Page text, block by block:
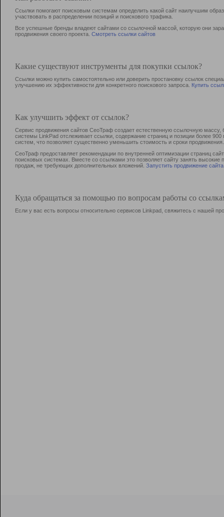
Ссылки помогают поисковым системам определить какой сайт наилучшим
участвовать в раcпределении позиций и поискового трафика.
Все успешные бренды владеют сайтами со ссылочной массой, которую они
продвижения своего проекта. Смотреть ссылки сайтов
Какие существуют инструменты для покупки ссылок?
Ссылки можно купить самостоятельно или доверить простановку ссылок
улучшению их эффективности для конкретного поискового запроса. Купить
Как улучшить эффект от ссылок?
Сервис продвижения сайтов СеоТраф создает естественную ссылочную
системы LinkPad отслеживает ссылки, содержание страниц и позиции более
систем, что позволяет существенно уменьшить стоимость и сроки продвижения.
СеоТраф предоставляет рекомендации по внутренней оптимизации страниц
поисковых системах. Вместе со ссылками это позволяет сайту занять
продаж, не требующих дополнительных вложений. Запустить продвижение сайта
Куда обращаться за помощью по вопросам работы со
Если у вас есть вопросы относительно сервисов Linkpad, свяжитесь с нашей